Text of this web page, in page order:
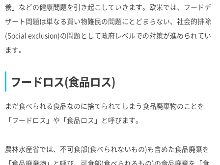
養」などの健康問題を引き起こしていきます。欧米では、フードデ
ザート問題は単なる買い物難民の問題にとどまらない、社会的排除
(Social exclusion)の問題として政府レベルでの対策が進められてい
ます。
フードロス(食品ロス)
まだ食べられる食品なのに捨てられてしまう食品廃棄物のことを
「フードロス」や「食品ロス」と呼びます。
農林水産省では、不可食部(食べられないもの)も含めた食品廃棄を
「食品廃棄物」と呼び、可食部(食べられるもの)の食品廃棄を「食